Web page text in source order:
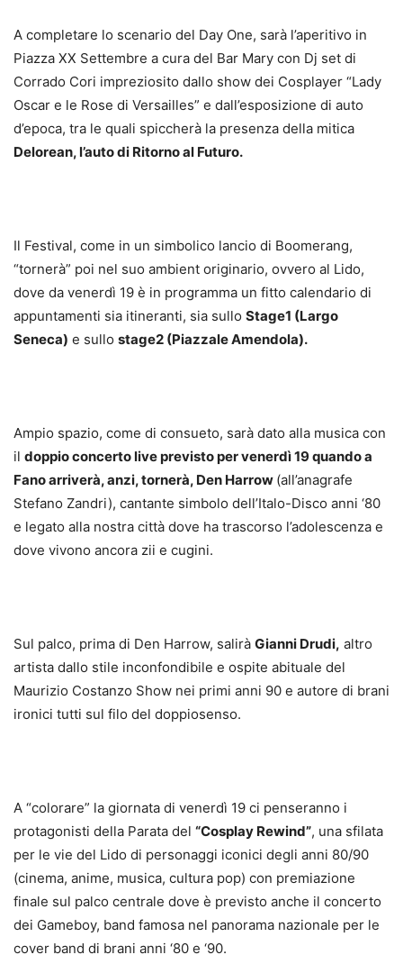
A completare lo scenario del Day One, sarà l’aperitivo in
Piazza XX Settembre a cura del Bar Mary con Dj set di
Corrado Cori impreziosito dallo show dei Cosplayer “Lady
Oscar e le Rose di Versailles” e dall’esposizione di auto
d’epoca, tra le quali spiccherà la presenza della mitica
Delorean, l’auto di Ritorno al Futuro.
Il Festival, come in un simbolico lancio di Boomerang,
“tornerà” poi nel suo ambient originario, ovvero al Lido,
dove da venerdì 19 è in programma un fitto calendario di
appuntamenti sia itineranti, sia sullo Stage1 (Largo
Seneca) e sullo stage2 (Piazzale Amendola).
Ampio spazio, come di consueto, sarà dato alla musica con
il doppio concerto live previsto per venerdì 19 quando a
Fano arriverà, anzi, tornerà, Den Harrow (all’anagrafe
Stefano Zandri), cantante simbolo dell’Italo-Disco anni ‘80
e legato alla nostra città dove ha trascorso l’adolescenza e
dove vivono ancora zii e cugini.
Sul palco, prima di Den Harrow, salirà Gianni Drudi, altro
artista dallo stile inconfondibile e ospite abituale del
Maurizio Costanzo Show nei primi anni 90 e autore di brani
ironici tutti sul filo del doppiosenso.
A “colorare” la giornata di venerdì 19 ci penseranno i
protagonisti della Parata del “Cosplay Rewind”, una sfilata
per le vie del Lido di personaggi iconici degli anni 80/90
(cinema, anime, musica, cultura pop) con premiazione
finale sul palco centrale dove è previsto anche il concerto
dei Gameboy, band famosa nel panorama nazionale per le
cover band di brani anni ‘80 e ‘90.